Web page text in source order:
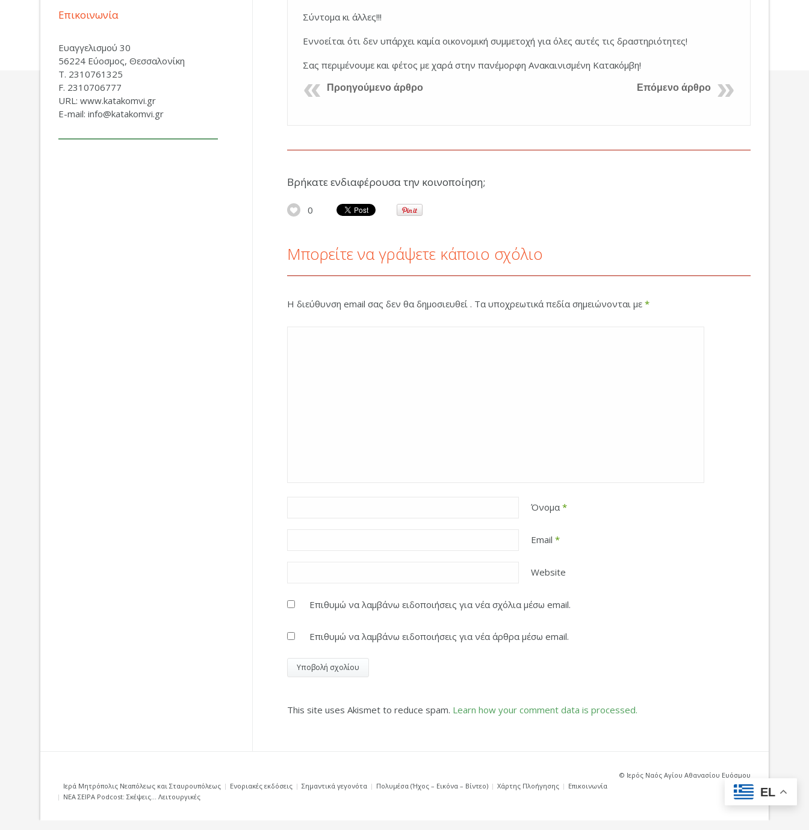
Σύντομα κι άλλες!!!
Εννοείται ότι δεν υπάρχει καμία οικονομική συμμετοχή για όλες αυτές τις δραστηριότητες!
Σας περιμένουμε και φέτος με χαρά στην πανέμορφη Ανακαινισμένη Κατακόμβη!
Προηγούμενο άρθρο Επόμενο άρθρο
Βρήκατε ενδιαφέρουσα την κοινοποίηση;
0
Μπορείτε να γράψετε κάποιο σχόλιο
Η διεύθυνση email σας δεν θα δημοσιευθεί . Τα υποχρεωτικά πεδία σημειώνονται με *
Όνομα *
Email *
Website
Επιθυμώ να λαμβάνω ειδοποιήσεις για νέα σχόλια μέσω email.
Επιθυμώ να λαμβάνω ειδοποιήσεις για νέα άρθρα μέσω email.
This site uses Akismet to reduce spam. Learn how your comment data is processed.
Επικοινωνία
Ευαγγελισμού 30
56224 Εύοσμος, Θεσσαλονίκη
Τ. 2310761325
F. 2310706777
URL: www.katakomvi.gr
E-mail: info@katakomvi.gr
© Ιερός Ναός Αγίου Αθανασίου Ευόσμου
Ιερά Μητρόπολις Νεαπόλεως και Σταυρουπόλεως
Ενοριακές εκδόσεις Σημαντικά γεγονότα Πολυμέσα (Ήχος – Εικόνα – Βίντεο) Χάρτης Πλοήγησης
Επικοινωνία
ΝΕΑ ΣΕΙΡΑ Podcost: Σκέψεις… Λειτουργικές
EL